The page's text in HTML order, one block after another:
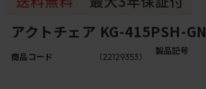
アクトチェア KG-415PSH-
商品コード （22129353）
製品記号